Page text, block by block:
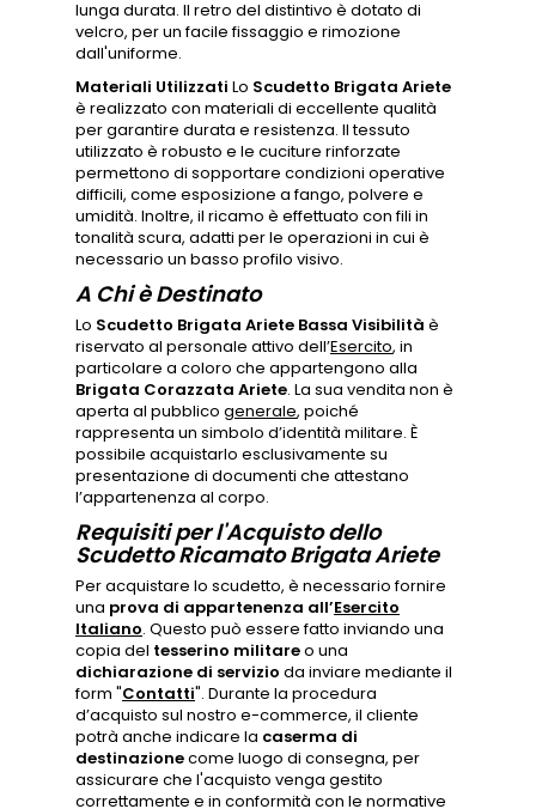
lunga durata. Il retro del distintivo è dotato di
velcro, per un facile fissaggio e rimozione
dall'uniforme.
Materiali Utilizzati Lo Scudetto Brigata Ariete
è realizzato con materiali di eccellente qualità
per garantire durata e resistenza. Il tessuto
utilizzato è robusto e le cuciture rinforzate
permettono di sopportare condizioni operative
difficili, come esposizione a fango, polvere e
umidità. Inoltre, il ricamo è effettuato con fili in
tonalità scura, adatti per le operazioni in cui è
necessario un basso profilo visivo.
A Chi è Destinato
Lo Scudetto Brigata Ariete Bassa Visibilità è
riservato al personale attivo dell’Esercito, in
particolare a coloro che appartengono alla
Brigata Corazzata Ariete. La sua vendita non è
aperta al pubblico generale, poiché
rappresenta un simbolo d’identità militare. È
possibile acquistarlo esclusivamente su
presentazione di documenti che attestano
l’appartenenza al corpo.
Requisiti per l'Acquisto dello
Scudetto Ricamato Brigata Ariete
Per acquistare lo scudetto, è necessario fornire
una prova di appartenenza all’Esercito
Italiano. Questo può essere fatto inviando una
copia del tesserino militareo una
dichiarazione di servizio da inviare mediante il
form "Contatti". Durante la procedura
d’acquisto sul nostro e-commerce, il cliente
potrà anche indicare la caserma di
destinazionecome luogo di consegna, per
assicurare che l'acquisto venga gestito
correttamente e in conformità con le normative